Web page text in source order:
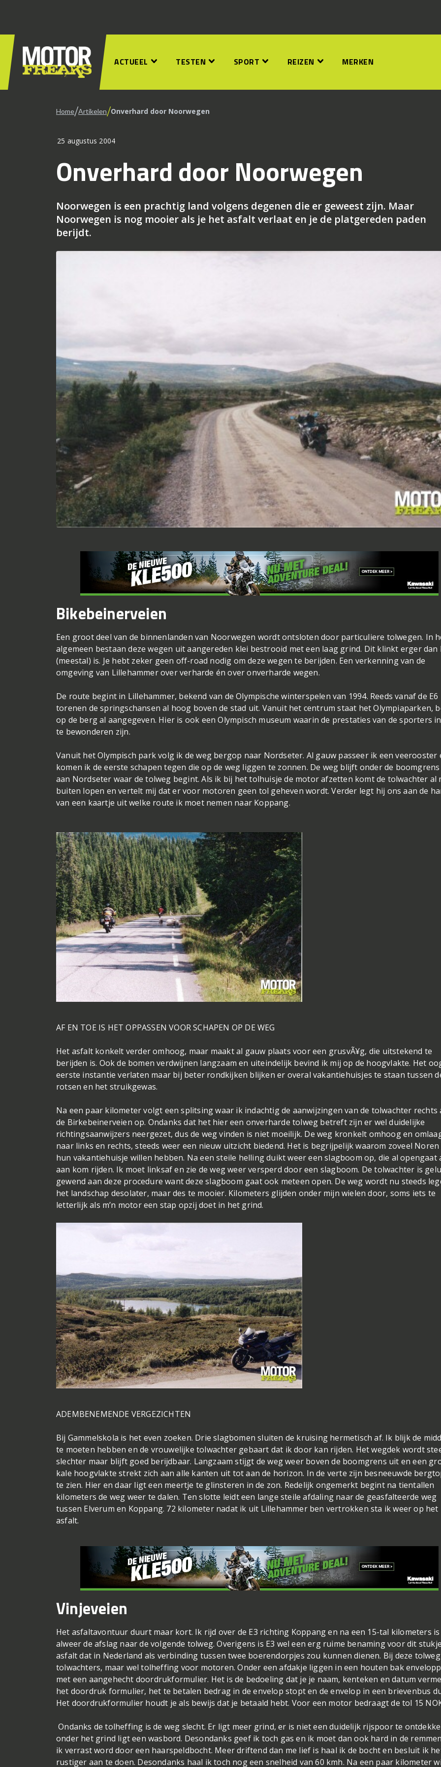
ACTUEEL TESTEN SPORT REIZEN MERKEN
Home/Artikelen/Onverhard door Noorwegen
25 augustus 2004
Onverhard door Noorwegen
Noorwegen is een prachtig land volgens degenen die er geweest zijn. Maar
Noorwegen is nog mooier als je het asfalt verlaat en je de platgereden paden
berijdt.
Bikebeinerveien
Een groot deel van de binnenlanden van Noorwegen wordt ontsloten door particuliere tolwegen. In
algemeen bestaan deze wegen uit aangereden klei bestrooid met een laag grind. Dit klinkt erger dan
(meestal) is. Je hebt zeker geen off-road nodig om deze wegen te berijden. Een verkenning van de
omgeving van Lillehammer over verharde én over onverharde wegen.
De route begint in Lillehammer, bekend van de Olympische winterspelen van 1994. Reeds vanaf de E6
torenen de springschansen al hoog boven de stad uit. Vanuit het centrum staat het Olympiaparken,
op de berg al aangegeven. Hier is ook een Olympisch museum waarin de prestaties van de sporters
te bewonderen zijn.
Vanuit het Olympisch park volg ik de weg bergop naar Nordseter. Al gauw passeer ik een veerooster
komen ik de eerste schapen tegen die op de weg liggen te zonnen. De weg blijft onder de
aan Nordseter waar de tolweg begint. Als ik bij het tolhuisje de motor afzetten komt de tolwachter al
buiten lopen en vertelt mij dat er voor motoren geen tol geheven wordt. Verder legt hij ons aan de
van een kaartje uit welke route ik moet nemen naar Koppang.
AF EN TOE IS HET OPPASSEN VOOR SCHAPEN OP DE WEG
Het asfalt konkelt verder omhoog, maar maakt al gauw plaats voor een grusvÃ¥g, die uitstekend te
berijden is. Ook de bomen verdwijnen langzaam en uiteindelijk bevind ik mij op de hoogvlakte. Het
eerste instantie verlaten maar bij beter rondkijken blijken er overal vakantiehuisjes te staan tussen
rotsen en het struikgewas.
Na een paar kilometer volgt een splitsing waar ik indachtig de aanwijzingen van de tolwachter rechts
de Birkebeinerveien op. Ondanks dat het hier een onverharde tolweg betreft zijn er wel duidelijke
richtingsaanwijzers neergezet, dus de weg vinden is niet moeilijk. De weg kronkelt omhoog en
naar links en rechts, steeds weer een nieuw uitzicht biedend. Het is begrijpelijk waarom zoveel
hun vakantiehuisje willen hebben. Na een steile helling duikt weer een slagboom op, die al opengaat
aan kom rijden. Ik moet linksaf en zie de weg weer versperd door een slagboom. De tolwachter is
gewend aan deze procedure want deze slagboom gaat ook meteen open. De weg wordt nu steeds
het landschap desolater, maar des te mooier. Kilometers glijden onder mijn wielen door, soms iets te
letterlijk als m’n motor een stap opzij doet in het grind.
ADEMBENEMENDE VERGEZICHTEN
Bij Gammelskola is het even zoeken. Drie slagbomen sluiten de kruising hermetisch af. Ik blijk de
te moeten hebben en de vrouwelijke tolwachter gebaart dat ik door kan rijden. Het wegdek wordt
slechter maar blijft goed berijdbaar. Langzaam stijgt de weg weer boven de boomgrens uit en een
kale hoogvlakte strekt zich aan alle kanten uit tot aan de horizon. In de verte zijn besneeuwde
te zien. Hier en daar ligt een meertje te glinsteren in de zon. Redelijk ongemerkt begint na tientallen
kilometers de weg weer te dalen. Ten slotte leidt een lange steile afdaling naar de geasfalteerde weg
tussen Elverum en Koppang. 72 kilometer nadat ik uit Lillehammer ben vertrokken sta ik weer op het
asfalt.
Vinjeveien
Het asfaltavontuur duurt maar kort. Ik rijd over de E3 richting Koppang en na een 15-tal kilometers is
alweer de afslag naar de volgende tolweg. Overigens is E3 wel een erg ruime benaming voor dit stukje
asfalt dat in Nederland als verbinding tussen twee boerendorpjes zou kunnen dienen. Bij deze
tolwachters, maar wel tolheffing voor motoren. Onder een afdakje liggen in een houten bak
met een aangehecht doordrukformulier. Het is de bedoeling dat je je naam, kenteken en datum
het doordruk formulier, het te betalen bedrag in de envelop stopt en de envelop in een brievenbus
Het doordrukformulier houdt je als bewijs dat je betaald hebt. Voor een motor bedraagt de tol 15
Ondanks de tolheffing is de weg slecht. Er ligt meer grind, er is niet een duidelijk rijspoor te
onder het grind ligt een wasbord. Desondanks geef ik toch gas en ik moet dan ook hard in de
ik verrast word door een haarspeldbocht. Meer driftend dan me lief is haal ik de bocht en besluit ik
rustiger aan te doen. Desondanks haal ik toch nog een snelheid van 60 kmh. Na een paar kilometer